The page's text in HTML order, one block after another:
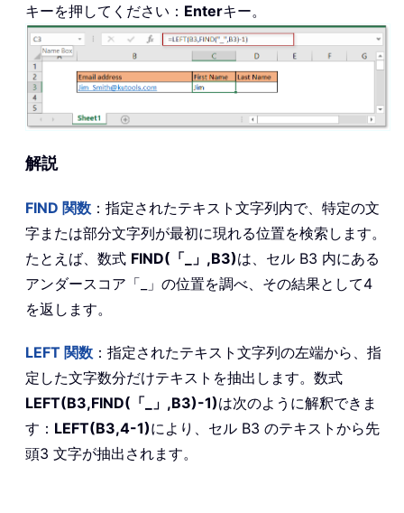
キーを押してください： Enterキー。
解説
FIND 関数 ：指定されたテキスト文字列内で、特定の文
字または部分文字列が最初に現れる位置を検索します。
たとえば、数式 FIND(「_」,B3)は、セル B3 内にある
アンダースコア「_」の位置を調べ、その結果として4
を返します。
LEFT 関数 ：指定されたテキスト文字列の左端から、指
定した文字数分だけテキストを抽出します。数式
LEFT(B3,FIND(「_」,B3)-1)は次のように解釈できま
す： LEFT(B3,4-1)により、セル B3 のテキストから先
頭3 文字が抽出されます。